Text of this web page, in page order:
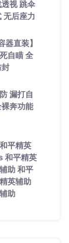
视 跳伞
无后座力
器直装】
自瞄 全
封
漏打自
奔功能
平精英
和平精英
助 和平
英辅助
助